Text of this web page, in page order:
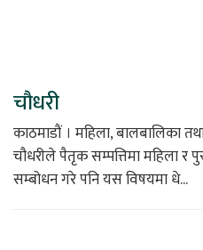
चौधरी
काठमाडौं । महिला, बालबालिका
चौधरीले पैतृक सम्पत्तिमा महिला
सम्बोधन गरे पनि यस विषयमा धे...